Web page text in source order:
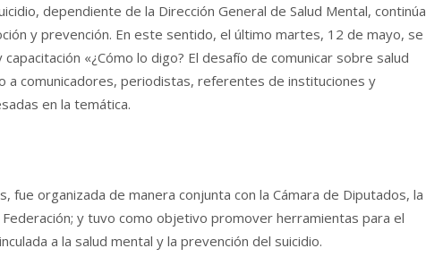
dependiente de la Dirección General de Salud Mental, continúa
y prevención. En este sentido, el último martes, 12 de mayo, se
«¿Cómo lo digo? El desafío de comunicar sobre salud
a comunicadores, periodistas, referentes de instituciones y
en la temática.
fue organizada de manera conjunta con la Cámara de Diputados, la
Federación; y tuvo como objetivo promover herramientas para el
a la salud mental y la prevención del suicidio.